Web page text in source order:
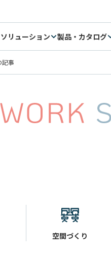
ソリューション 製品・カタログ
記事
空間づくり